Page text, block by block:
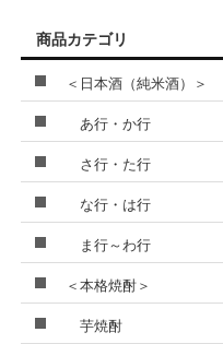
商品カテゴリ
＜日本酒（純米酒）＞
あ行・か行
さ行・た行
な行・は行
ま行～わ行
＜本格焼酎＞
芋焼酎